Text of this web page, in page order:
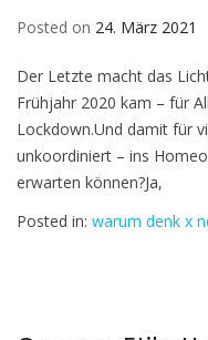
Posted on 24. März 2021
Der Letzte macht das
Frühjahr 2020 kam – für
Lockdown.Und damit für
unkoordiniert – ins
erwarten können?Ja,
Posted in: warum denk x